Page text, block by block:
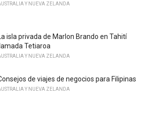
Y NUEVA ZELANDA
isla privada de Marlon Brando en Tahití
Tetiaroa
Y NUEVA ZELANDA
de viajes de negocios para Filipinas
Y NUEVA ZELANDA